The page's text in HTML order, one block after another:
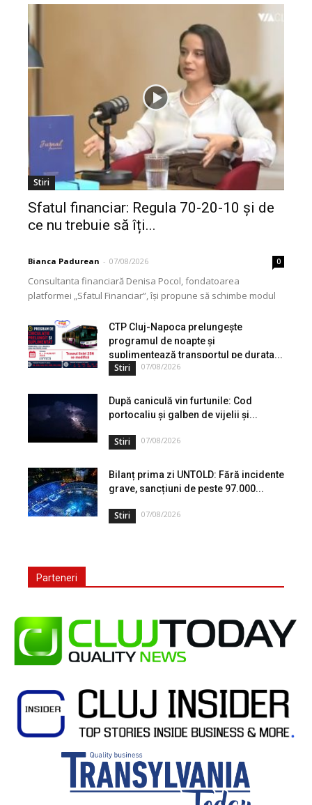
Stiri
Sfatul financiar: Regula 70-20-10 și de
ce nu trebuie să îți...
Bianca Padurean - 07/08/2026 0
Consultanta financiară Denisa Pocol, fondatoarea
platformei „Sfatul Financiar”, își propune să schimbe modul
de peste...
CTP Cluj-Napoca prelungește
programul de noapte și
suplimentează transportul pe durata...
Stiri 07/08/2026
După caniculă vin furtunile: Cod
portocaliu și galben de vijelii și...
Stiri 07/08/2026
Bilanț prima zi UNTOLD: Fără incidente
grave, sancțiuni de peste 97.000...
Stiri 07/08/2026
Parteneri